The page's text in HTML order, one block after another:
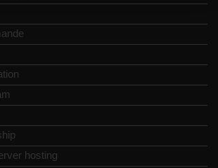
hosting